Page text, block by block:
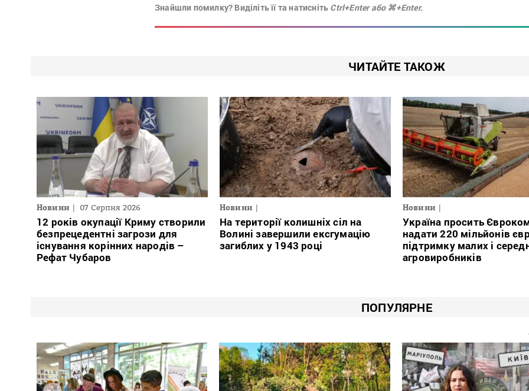
Знайшли помилку? Виділіть її та натисніть Ctrl+Enter або ⌘+Enter.
ЧИТАЙТЕ ТАКОЖ
Новини 07 Серпня 2026
12 років окупації Криму створили
безпрецедентні загрози для
існування корінних народів –
Рефат Чубаров
Новини
На території колишніх сіл на
Волині завершили ексгумацію
загиблих у 1943 році
Новини
Україна просить
надати 220 мільйонів
підтримку малих і
агровиробників
ПОПУЛЯРНЕ